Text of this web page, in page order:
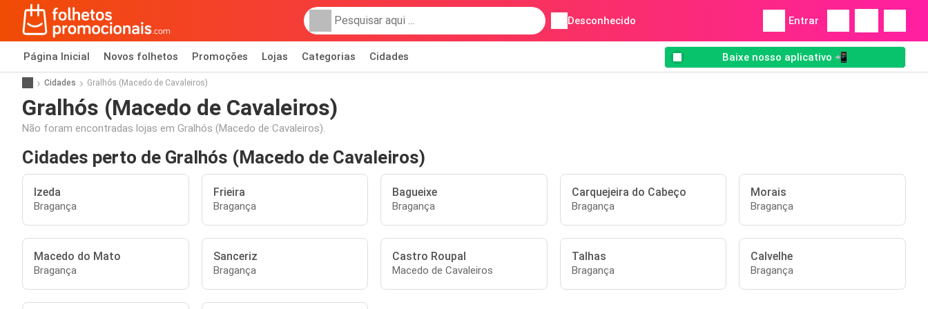
Desconhecido Entrar
Página Inicial Novos folhetos Promoções Lojas Categorias Cidades Baixe nosso aplicativo 📲
Cidades Gralhós (Macedo de Cavaleiros)
Gralhós (Macedo de Cavaleiros)
Não foram encontradas lojas em Gralhós (Macedo de Cavaleiros).
Cidades perto de Gralhós (Macedo de Cavaleiros)
Izeda
Bragança
Frieira
Bragança
Bagueixe
Bragança
Carquejeira do Cabeço
Bragança
Morais
Bragança
Macedo do Mato
Bragança
Sanceriz
Bragança
Castro Roupal
Macedo de Cavaleiros
Talhas
Bragança
Calvelhe
Bragança